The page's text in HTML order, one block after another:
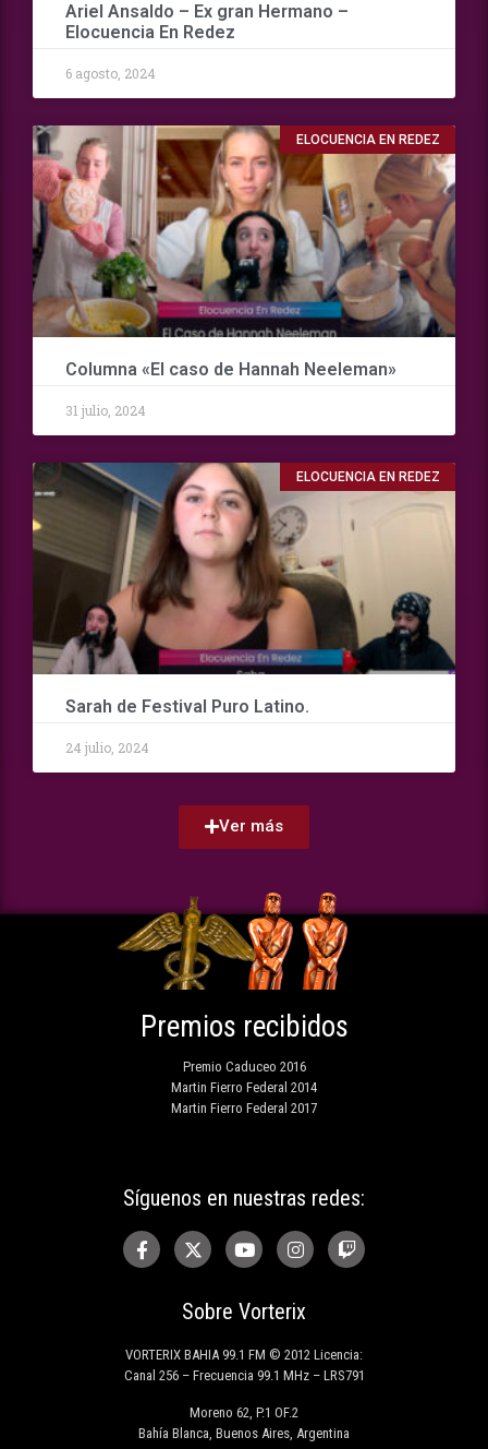
Ariel Ansaldo – Ex gran Hermano –
Elocuencia En Redez
6 agosto, 2024
ELOCUENCIA EN REDEZ
Columna «El caso de Hannah Neeleman»
31 julio, 2024
ELOCUENCIA EN REDEZ
Sarah de Festival Puro Latino.
24 julio, 2024
Ver más
Sobre Vorterix
VORTERIX BAHIA 99.1 FM © 2012 Licencia:
Canal 256 – Frecuencia 99.1 MHz – LRS791
Moreno 62, P.1 OF.2
Bahía Blanca, Buenos Aires, Argentina
Síguenos en nuestras redes:
Premios recibidos
Premio Caduceo 2016
Martin Fierro Federal 2014
Martin Fierro Federal 2017